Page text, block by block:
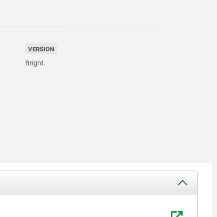
VERSION
Bright.